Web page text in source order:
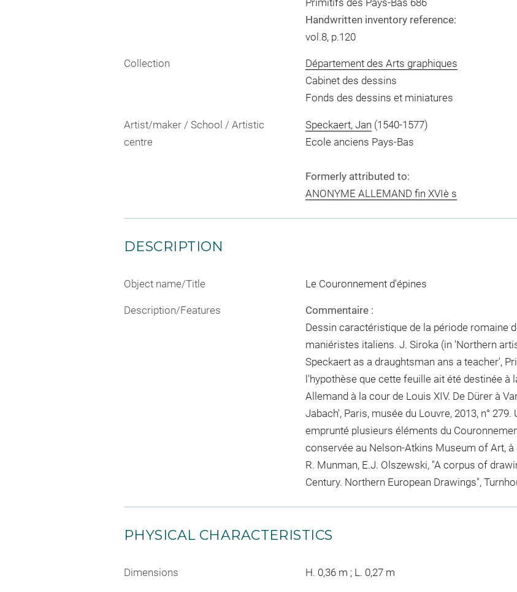
Handwritten inventory reference:
vol.8, p.120
Collection
Département des Arts graphiques
Cabinet des dessins
Fonds des dessins et miniatures
Artist/maker / School / Artistic
centre
Speckaert, Jan (1540-1577)
Ecole anciens Pays-Bas
Formerly attributed to:
ANONYME ALLEMAND fin XVIè s
DESCRIPTION
Object name/Title Le Couronnement d'épines
Description/Features
Commentaire :
Dessin caractéristique de la période romaine
maniéristes italiens. J. Siroka (in 'Northern
Speckaert as a draughtsman ans a teacher',
l'hypothèse que cette feuille ait été destinée à
Allemand à la cour de Louis XIV. De Dürer à
Jabach', Paris, musée du Louvre, 2013, n°
emprunté plusieurs éléments du
conservée au Nelson-Atkins Museum of Art, à
R. Munman, E.J. Olszewski, "A corpus of
Century. Northern European Drawings",
PHYSICAL CHARACTERISTICS
Dimensions H. 0,36 m ; L. 0,27 m